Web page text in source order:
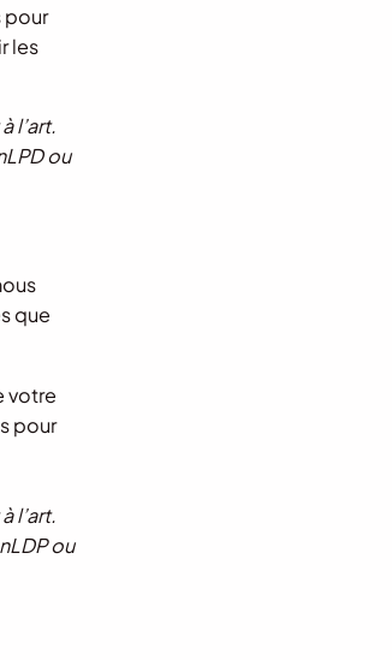
pour
les
l’art.
ou
que
votre
pour
l’art.
ou